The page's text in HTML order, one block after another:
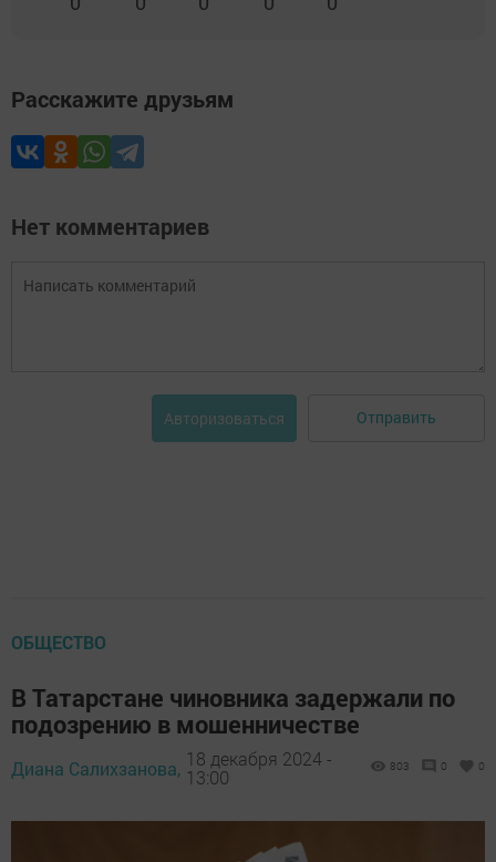
Расскажите друзьям
Нет комментариев
Авторизоваться Отправить
ОБЩЕСТВО
В Татарстане чиновника задержали по
подозрению в мошенничестве
Диана Салихзанова, 18 декабря 2024 -
13:00
803 0 0